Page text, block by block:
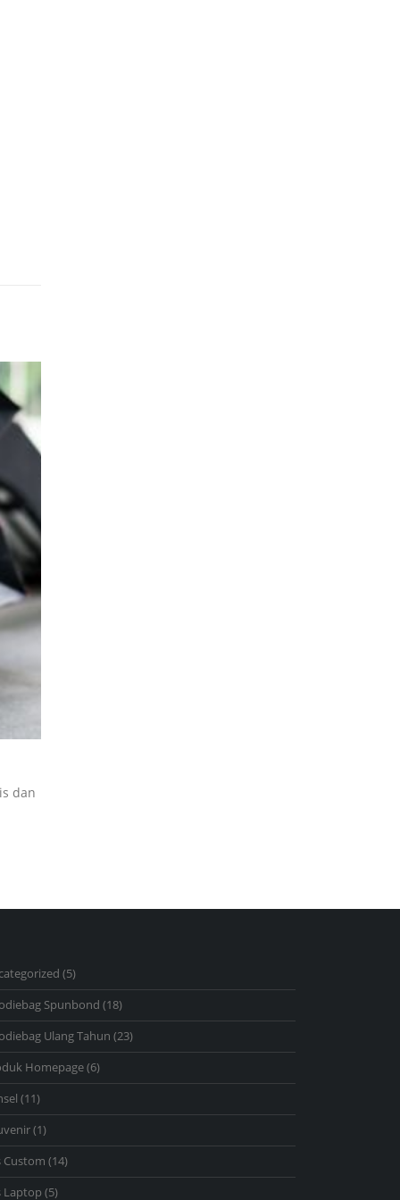
dan
55
products
Spunbond 1818
products
Ulang Tahun 2323
products
Homepage 66
products
1111
products
11
product
Custom 1414
products
Laptop 55